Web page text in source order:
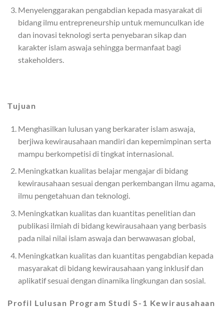
Menyelenggarakan pengabdian kepada masyarakat di
bidang ilmu entrepreneurship untuk memunculkan ide
dan inovasi teknologi serta penyebaran sikap dan
karakter islam aswaja sehingga bermanfaat bagi
stakeholders.
Tujuan
Menghasilkan lulusan yang berkarater islam aswaja,
berjiwa kewirausahaan mandiri dan kepemimpinan serta
mampu berkompetisi di tingkat internasional.
Meningkatkan kualitas belajar mengajar di bidang
kewirausahaan sesuai dengan perkembangan ilmu agama,
ilmu pengetahuan dan teknologi.
Meningkatkan kualitas dan kuantitas penelitian dan
publikasi ilmiah di bidang kewirausahaan yang berbasis
pada nilai nilai islam aswaja dan berwawasan global,
Meningkatkan kualitas dan kuantitas pengabdian kepada
masyarakat di bidang kewirausahaan yang inklusif dan
aplikatif sesuai dengan dinamika lingkungan dan sosial.
Profil Lulusan Program Studi S-1 Kewirausahaan